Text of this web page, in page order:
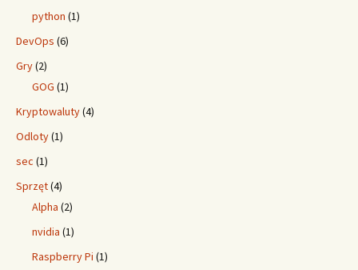
python (1)
DevOps (6)
Gry(2)
GOG (1)
Kryptowaluty(4)
Odloty(1)
sec (1)
Sprzęt(4)
Alpha (2)
nvidia (1)
Raspberry Pi (1)